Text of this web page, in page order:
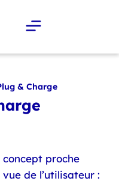
& Charge
concept proche
de l’utilisateur :